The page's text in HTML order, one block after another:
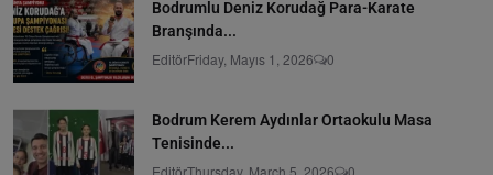
Bodrumlu Deniz Korudağ Para-Karate
Branşında...
EditörFriday, Mayıs 1, 2026 0
Bodrum Kerem Aydınlar Ortaokulu Masa
Tenisinde...